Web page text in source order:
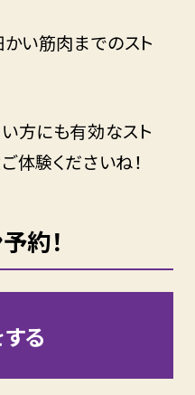
かい筋肉までのスト
方にも有効なスト
体験くださいね！
約！
る